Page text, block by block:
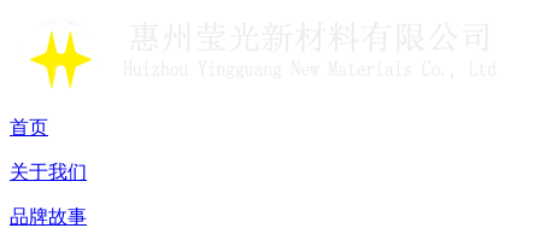
首页
关于我们
品牌故事